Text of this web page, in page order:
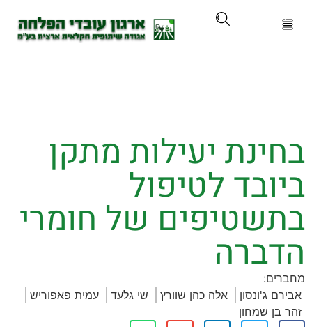
והכשרות
ועדכונים
קשר
יעילות מתקן
לטיפול
של חומרי
אלה כהן שוורץ שי גלעד
עמית פאפוריש
שמחון